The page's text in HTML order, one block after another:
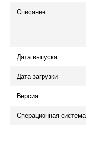
Описание
Дата выпуска
Дата загрузки
Версия
Операционная система